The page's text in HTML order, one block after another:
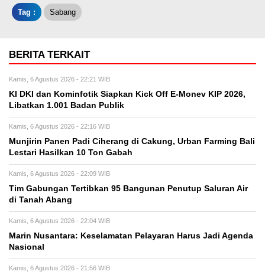
Tag : Sabang
BERITA TERKAIT
Kamis, 6 Agustus 2026 - 22:21 WIB
KI DKI dan Kominfotik Siapkan Kick Off E-Monev KIP 2026,
Libatkan 1.001 Badan Publik
Kamis, 6 Agustus 2026 - 22:16 WIB
Munjirin Panen Padi Ciherang di Cakung, Urban Farming Bali
Lestari Hasilkan 10 Ton Gabah
Kamis, 6 Agustus 2026 - 22:09 WIB
Tim Gabungan Tertibkan 95 Bangunan Penutup Saluran Air
di Tanah Abang
Kamis, 6 Agustus 2026 - 22:04 WIB
Marin Nusantara: Keselamatan Pelayaran Harus Jadi Agenda
Nasional
Kamis, 6 Agustus 2026 - 21:56 WIB